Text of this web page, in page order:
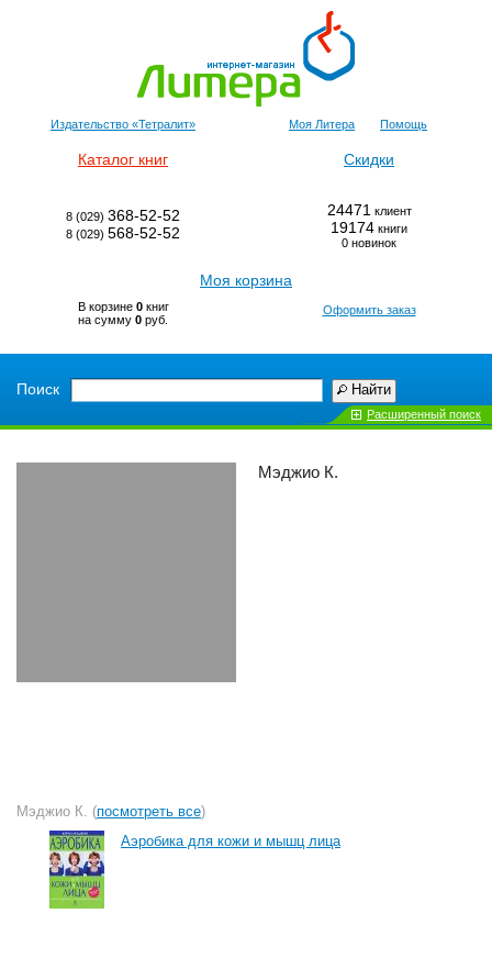
Издательство «Тетралит» Моя Литера Помощь
Каталог книг Скидки
8 (029) 368-52-52
8 (029) 568-52-52
24471 клиент
19174 книги
0 новинок
Моя корзина
В корзине 0книг
на сумму 0 руб.
Оформить заказ
Поиск Найти
Расширенный поиск
Мэджио К.
Мэджио К. (посмотреть все)
Аэробика для кожи и мышц лица